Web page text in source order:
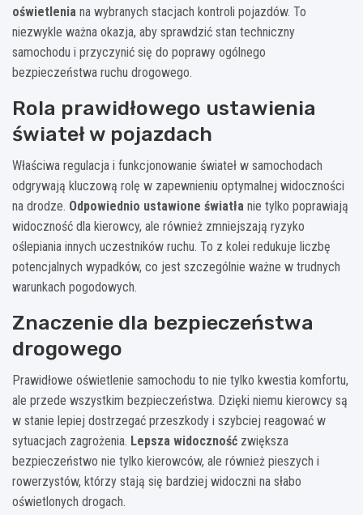
oświetlenia na wybranych stacjach kontroli pojazdów. To
niezwykle ważna okazja, aby sprawdzić stan techniczny
samochodu i przyczynić się do poprawy ogólnego
bezpieczeństwa ruchu drogowego.
Rola prawidłowego ustawienia
świateł w pojazdach
Właściwa regulacja i funkcjonowanie świateł w samochodach
odgrywają kluczową rolę w zapewnieniu optymalnej widoczności
na drodze. Odpowiednio ustawione światła nie tylko poprawiają
widoczność dla kierowcy, ale również zmniejszają ryzyko
oślepiania innych uczestników ruchu. To z kolei redukuje liczbę
potencjalnych wypadków, co jest szczególnie ważne w trudnych
warunkach pogodowych.
Znaczenie dla bezpieczeństwa
drogowego
Prawidłowe oświetlenie samochodu to nie tylko kwestia komfortu,
ale przede wszystkim bezpieczeństwa. Dzięki niemu kierowcy są
w stanie lepiej dostrzegać przeszkody i szybciej reagować w
sytuacjach zagrożenia. Lepsza widoczność zwiększa
bezpieczeństwo nie tylko kierowców, ale również pieszych i
rowerzystów, którzy stają się bardziej widoczni na słabo
oświetlonych drogach.